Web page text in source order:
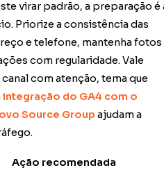
virar padrão, a preparação é
Priorize a consistência das
e telefone, mantenha fotos
com regularidade. Vale
com atenção, tema que
integração do GA4 com o
Source Group ajudam a
Ação recomendada